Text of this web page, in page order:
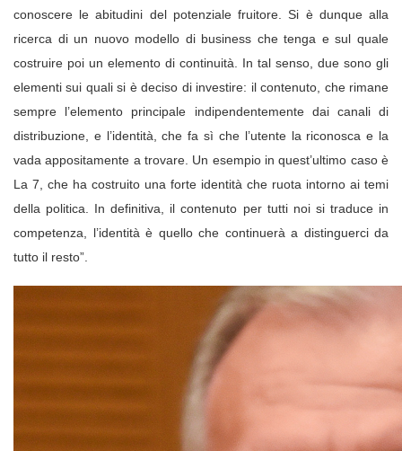
conoscere le abitudini del potenziale fruitore. Si è dunque alla
ricerca di un nuovo modello di business che tenga e sul quale
costruire poi un elemento di continuità. In tal senso, due sono gli
elementi sui quali si è deciso di investire: il contenuto, che rimane
sempre l’elemento principale indipendentemente dai canali di
distribuzione, e l’identità, che fa sì che l’utente la riconosca e la
vada appositamente a trovare. Un esempio in quest’ultimo caso è
La 7, che ha costruito una forte identità che ruota intorno ai temi
della politica. In definitiva, il contenuto per tutti noi si traduce in
competenza, l’identità è quello che continuerà a distinguerci da
tutto il resto”.